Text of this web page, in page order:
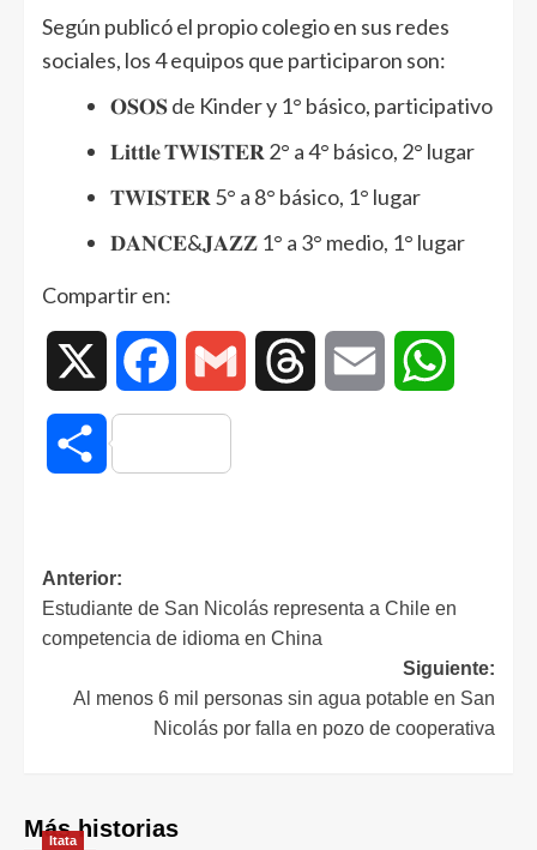
Según publicó el propio colegio en sus redes
sociales, los 4 equipos que participaron son:
𝐎𝐒𝐎𝐒 de Kinder y 1° básico, participativo
𝐋𝐢𝐭𝐭𝐥𝐞 𝐓𝐖𝐈𝐒𝐓𝐄𝐑 2° a 4° básico, 2° lugar
𝐓𝐖𝐈𝐒𝐓𝐄𝐑 5° a 8° básico, 1° lugar
𝐃𝐀𝐍𝐂𝐄&𝐉𝐀𝐙𝐙 1° a 3° medio, 1° lugar
Compartir en:
Facebook Gmail Threads Email
Compartir
Anterior:
Estudiante de San Nicolás representa a Chile en
competencia de idioma en China
Siguiente:
Al menos 6 mil personas sin agua potable en San
Nicolás por falla en pozo de cooperativa
Más historias
Itata